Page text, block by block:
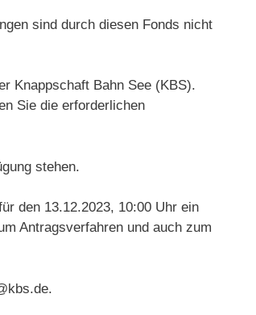
sind durch diesen Fonds nicht
Knappschaft Bahn See (KBS).
Sie die erforderlichen
stehen.
den 13.12.2023, 10:00 Uhr ein
Antragsverfahren und auch zum